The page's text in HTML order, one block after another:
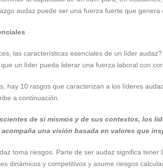
audaz puede ser una fuerza fuerte que genera
las características esenciales de un líder
un líder pueda liderar una fuerza laboral con
hay 10 rasgos que caracterizan a los líderes
a continuación.
de sí mismos y de sus contextos, los
una visión basada en valores que
toma riesgos. Parte de ser audaz significa
dinámicos y competitivos y asume riesgos